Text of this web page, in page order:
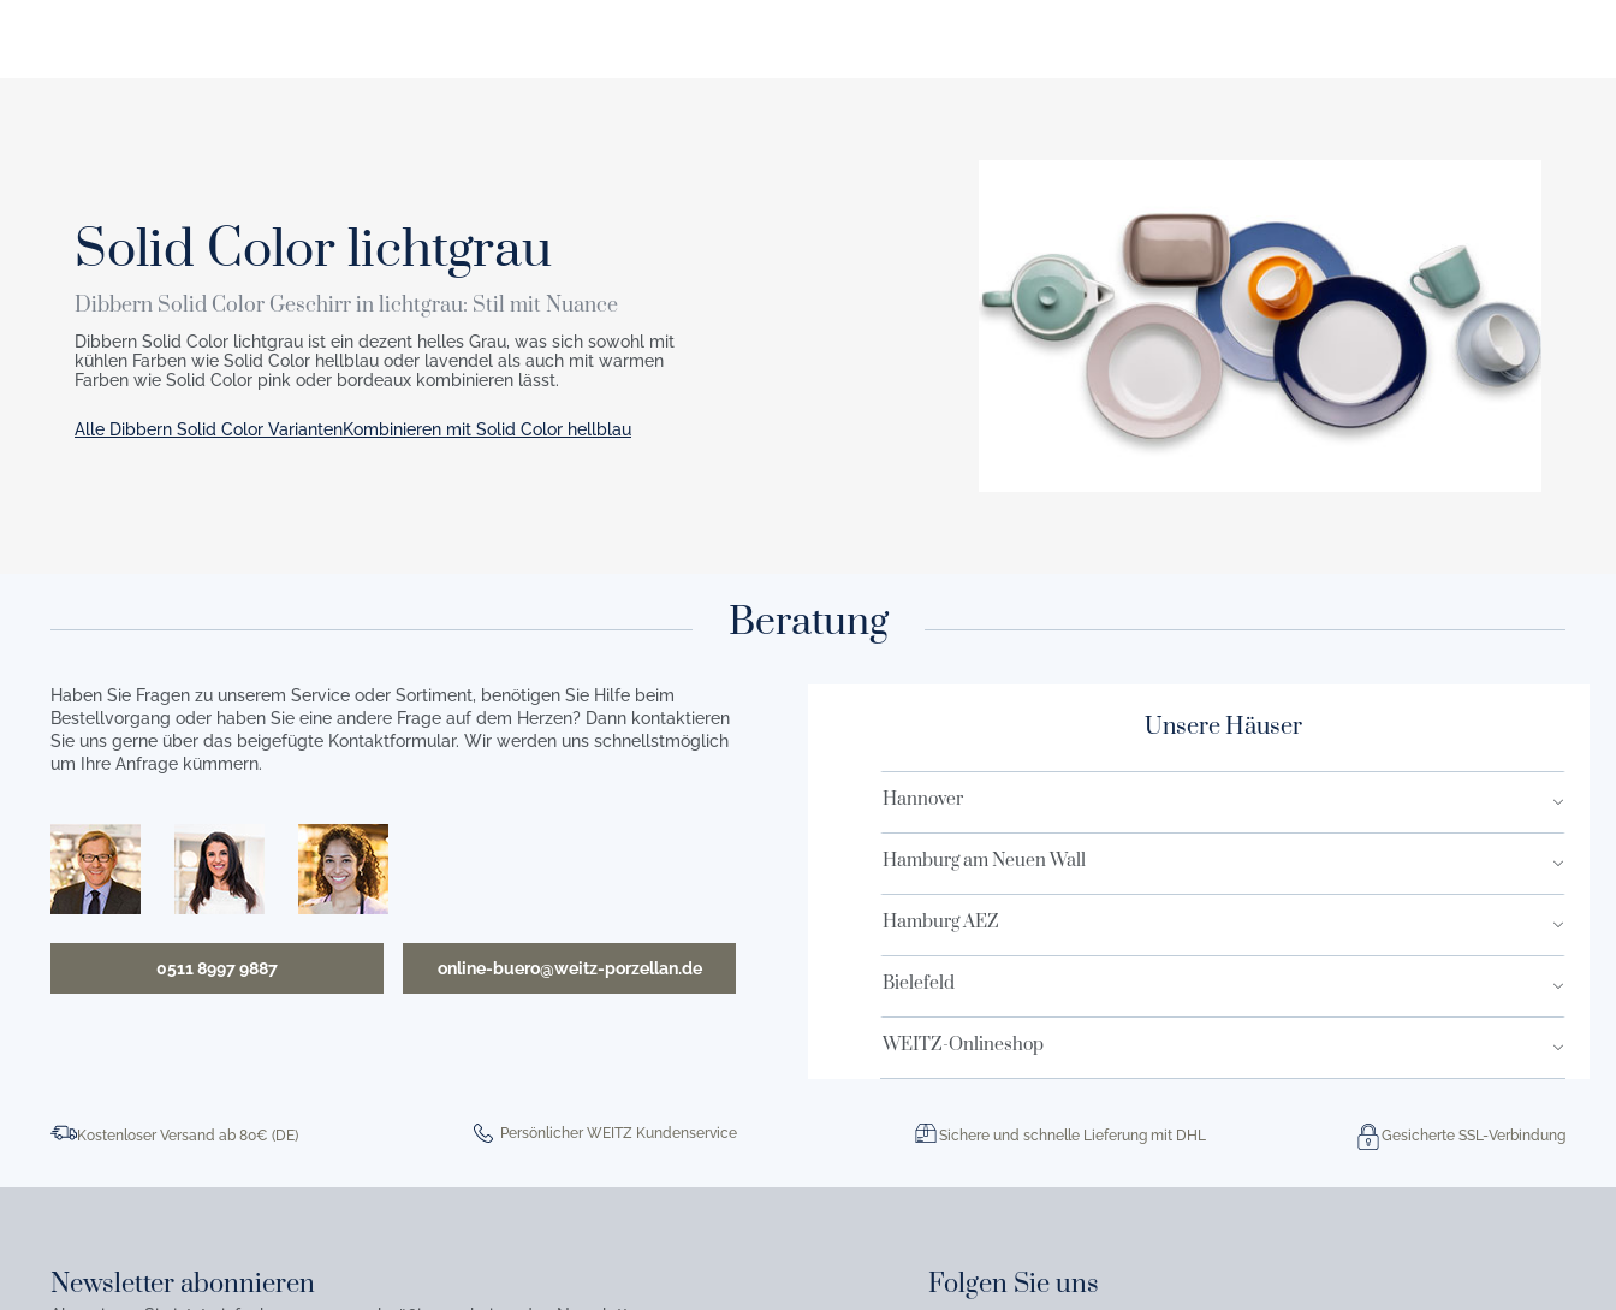
Solid Color lichtgrau
Dibbern Solid Color Geschirr in lichtgrau: Stil mit Nuance
Dibbern Solid Color lichtgrau ist ein dezent helles Grau, was sich sowohl mit
kühlen Farben wie Solid Color hellblau oder lavendel als auch mit warmen
Farben wie Solid Color pink oder bordeaux kombinieren lässt.
Alle Dibbern Solid Color VariantenKombinieren mit Solid Color hellblau
Beratung
Haben Sie Fragen zu unserem Service oder Sortiment, benötigen Sie Hilfe beim
Bestellvorgang oder haben Sie eine andere Frage auf dem Herzen? Dann kontaktieren
Sie uns gerne über das beigefügte Kontaktformular. Wir werden uns schnellstmöglich
um Ihre Anfrage kümmern.
0511 8997 9887 online-buero@weitz-porzellan.de
Unsere Häuser
Hannover
Hamburg am Neuen Wall
Hamburg AEZ
Bielefeld
WEITZ-Onlineshop
Kostenloser Versand ab 80€ (DE) Persönlicher WEITZ Kundenservice Sichere und schnelle Lieferung mit DHL Gesicherte SSL-Verbindung
Newsletter abonnieren Folgen Sie uns